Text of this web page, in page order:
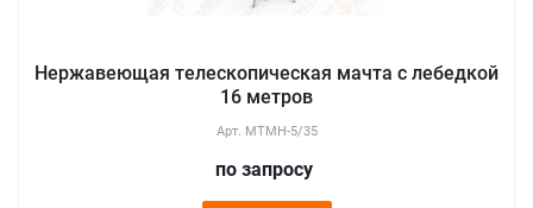
Нержавеющая телескопическая мачта с лебедкой
16 метров
Арт. МТМН-5/35
по запросу